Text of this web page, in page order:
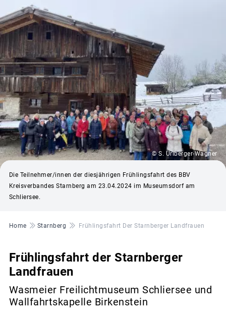
© S. Urlberger-Wagner
Die Teilnehmer/innen der diesjährigen Frühlingsfahrt des BBV
Kreisverbandes Starnberg am 23.04.2024 im Museumsdorf am
Schliersee.
Pfadnavigation
Home Starnberg Frühlingsfahrt Der Starnberger Landfrauen
Frühlingsfahrt der Starnberger
Landfrauen
Wasmeier Freilichtmuseum Schliersee und
Wallfahrtskapelle Birkenstein